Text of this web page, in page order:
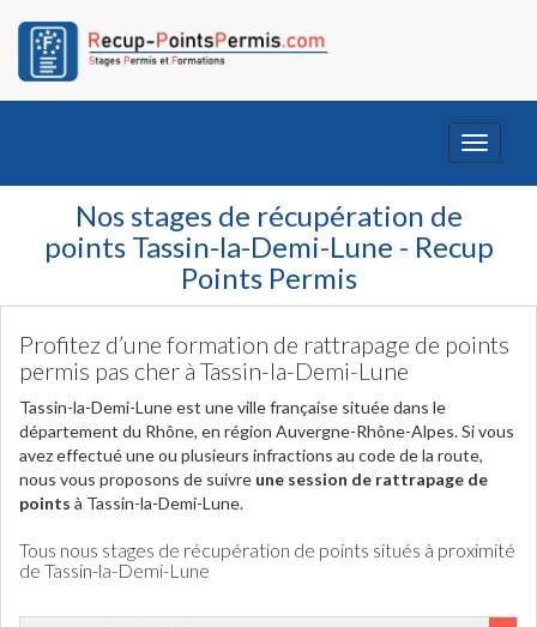
Toggle
Nos stages de récupération de
points Tassin-la-Demi-Lune - Recup
Points Permis
Profitez d’une formation de rattrapage de points
permis pas cher à Tassin-la-Demi-Lune
Tassin-la-Demi-Lune est une ville française située dans le
département du Rhône, en région Auvergne-Rhône-Alpes. Si vous
avez effectué une ou plusieurs infractions au code de la route,
nous vous proposons de suivre une session de rattrapage de
points à Tassin-la-Demi-Lune.
Tous nous stages de récupération de points situés à proximité
de Tassin-la-Demi-Lune